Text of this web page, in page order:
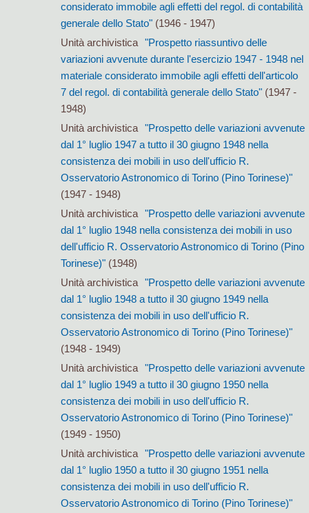
considerato immobile agli effetti del regol. di contabilità
generale dello Stato"(1946 - 1947)
Unità archivistica
"Prospetto riassuntivo delle
variazioni avvenute durante l'esercizio 1947 - 1948 nel
materiale considerato immobile agli effetti dell'articolo
7 del regol. di contabilità generale dello Stato"(1947 -
1948)
Unità archivistica
"Prospetto delle variazioni avvenute
dal 1° luglio 1947 a tutto il 30 giugno 1948 nella
consistenza dei mobili in uso dell'ufficio R.
Osservatorio Astronomico di Torino (Pino Torinese)"
(1947 - 1948)
Unità archivistica
"Prospetto delle variazioni avvenute
dal 1° luglio 1948 nella consistenza dei mobili in uso
dell'ufficio R. Osservatorio Astronomico di Torino (Pino
Torinese)"(1948)
Unità archivistica
"Prospetto delle variazioni avvenute
dal 1° luglio 1948 a tutto il 30 giugno 1949 nella
consistenza dei mobili in uso dell'ufficio R.
Osservatorio Astronomico di Torino (Pino Torinese)"
(1948 - 1949)
Unità archivistica
"Prospetto delle variazioni avvenute
dal 1° luglio 1949 a tutto il 30 giugno 1950 nella
consistenza dei mobili in uso dell'ufficio R.
Osservatorio Astronomico di Torino (Pino Torinese)"
(1949 - 1950)
Unità archivistica
"Prospetto delle variazioni avvenute
dal 1° luglio 1950 a tutto il 30 giugno 1951 nella
consistenza dei mobili in uso dell'ufficio R.
Osservatorio Astronomico di Torino (Pino Torinese)"